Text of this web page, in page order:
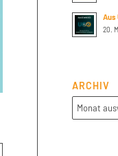
Aus
20.
ARCHIV